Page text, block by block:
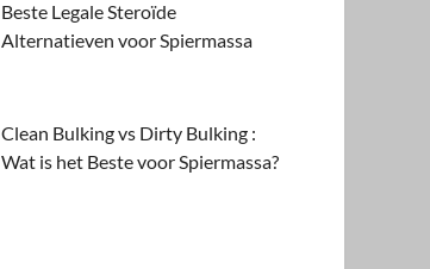
Beste Legale Steroïde
Alternatieven voor Spiermassa
Clean Bulking vs Dirty Bulking :
Wat is het Beste voor Spiermassa?